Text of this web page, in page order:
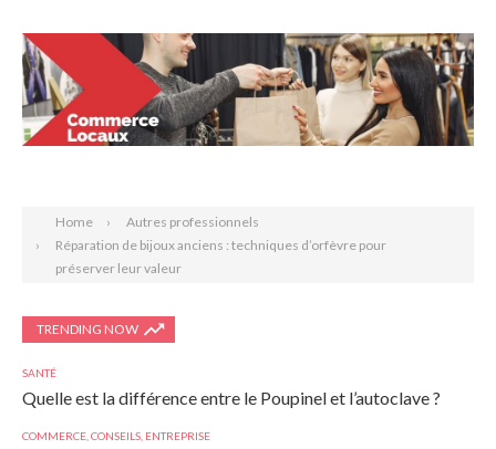
Home
Autres professionnels
Réparation de bijoux anciens : techniques d’orfèvre pour
préserver leur valeur
TRENDING NOW
SANTÉ
Quelle est la différence entre le Poupinel et l’autoclave ?
COMMERCE CONSEILS ENTREPRISE